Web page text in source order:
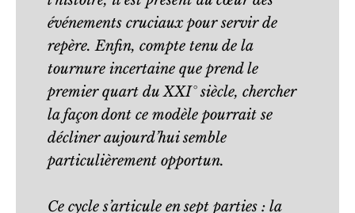
événements cruciaux pour servir de
repère. Enfin, compte tenu de la
tournure incertaine que prend le
premier quart du XXI° siècle, chercher
la façon dont ce modèle pourrait se
décliner aujourd’hui semble
particulièrement opportun.
Ce cycle s’articule en sept parties : la